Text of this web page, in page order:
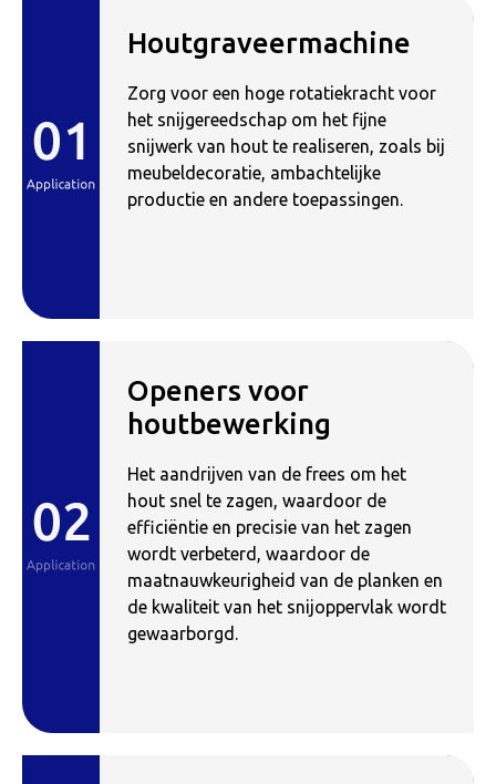
Houtgraveermachine
Zorg voor een hoge rotatiekracht voor
het snijgereedschap om het fijne
snijwerk van hout te realiseren, zoals bij
meubeldecoratie, ambachtelijke
productie en andere toepassingen.
Openers voor
houtbewerking
Het aandrijven van de frees om het
hout snel te zagen, waardoor de
efficiëntie en precisie van het zagen
wordt verbeterd, waardoor de
maatnauwkeurigheid van de planken en
de kwaliteit van het snijoppervlak wordt
gewaarborgd.